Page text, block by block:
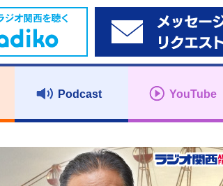
Podcast YouTube